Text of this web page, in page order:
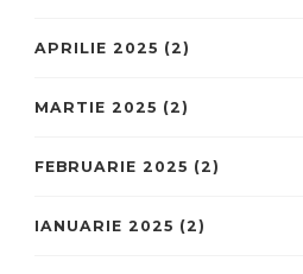
APRILIE 2025 (2)
MARTIE 2025 (2)
FEBRUARIE 2025 (2)
IANUARIE 2025 (2)